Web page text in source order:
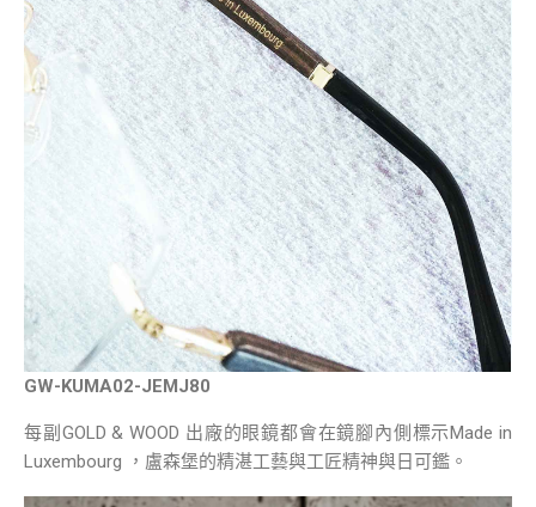
GW-KUMA02-JEMJ80
每副GOLD & WOOD 出廠的眼鏡都會在鏡腳內側標示Made in
Luxembourg ，盧森堡的精湛工藝與工匠精神與日可鑑。